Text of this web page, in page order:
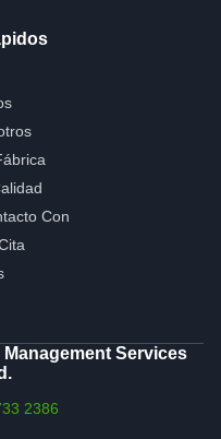
Con
Services
2386